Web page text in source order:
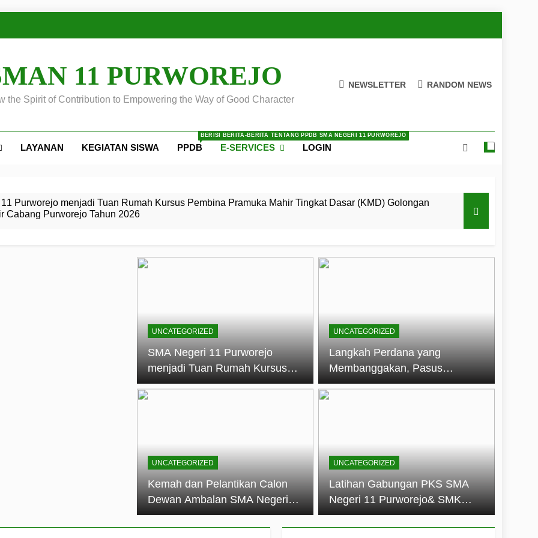
11 PURWOREJO
the Spirit of Contribution to Empowering the Way of Good Character
NEWSLETTER RANDOM NEWS
LAYANAN KEGIATAN SISWA PPDB
BERISI BERITA-BERITA TENTANG PPDB SMA NEGERI 11 PURWOREJO
E-SERVICES LOGIN
Purworejo menjadi Tuan Rumah Kursus Pembina Pramuka Mahir Tingkat Dasar (KMD) Golongan
Cabang Purworejo Tahun 2026
Calon Dewan Ambalan SMA Negeri 11 Purworejo: Membentuk Jiwa Kepemimpinan, Disiplin,
11 Purworejo Sukses Gelar LPBB Jatayudha Open 2 Tahun 2026
Tingkat
Gugus Depan
di LKBB
oleh Pasukan Khusus
11
Negeri 11 Purworejo
menjadi lokasi pelaksanaan
UNCATEGORIZED
SMA Negeri 11 Purworejo
menjadi Tuan Rumah Kursus
Pembina Pramuka Mahir
UNCATEGORIZED
Langkah Perdana yang
Membanggakan, Pasus
Jatayudha Ukir Prestasi di
UNCATEGORIZED
Kemah dan Pelantikan Calon
Dewan Ambalan SMA Negeri
11 Purworejo: Membentuk Jiwa
Kepemimpinan, Disiplin, dan
UNCATEGORIZED
Latihan Gabungan PKS SMA
Negeri 11 Purworejo& SMK
Negeri 6 Purworejo:
Membangun Disiplin,